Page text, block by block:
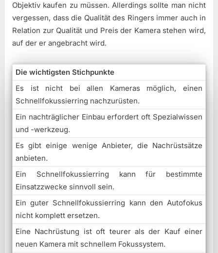
Objektiv kaufen zu müssen. Allerdings sollte man nicht
vergessen, dass die Qualität des Ringers immer auch in
Relation zur Qualität und Preis der Kamera stehen wird,
auf der er angebracht wird.
Die wichtigsten Stichpunkte
Es ist nicht bei allen Kameras möglich, einen
Schnellfokussierring nachzurüsten.
Ein nachträglicher Einbau erfordert oft Spezialwissen
und -werkzeug.
Es gibt einige wenige Anbieter, die Nachrüstsätze
anbieten.
Ein Schnellfokussierring kann für bestimmte
Einsatzzwecke sinnvoll sein.
Ein guter Schnellfokussierring kann den Autofokus
nicht komplett ersetzen.
Eine Nachrüstung ist oft teurer als der Kauf einer
neuen Kamera mit schnellem Fokussystem.